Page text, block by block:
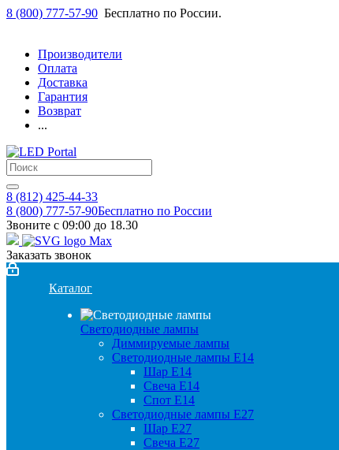
8 (800) 777-57-90 Бесплатно по России.
Производители
Оплата
Доставка
Гарантия
Возврат
...
8 (812) 425-44-33
8 (800) 777-57-90Бесплатно по России
Звоните с 09:00 до 18.30
Заказать звонок
Каталог
Светодиодные лампы
Диммируемые лампы
Светодиодные лампы Е14
Шар Е14
Свеча Е14
Спот Е14
Светодиодные лампы Е27
Шар Е27
Свеча Е27